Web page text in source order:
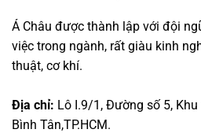
Á Châu được thành lập với đội
việc trong ngành, rất giàu kinh
thuật, cơ khí.
Địa chỉ: Lô I.9/1, Đường số 5, Khu
Bình Tân,TP.HCM.